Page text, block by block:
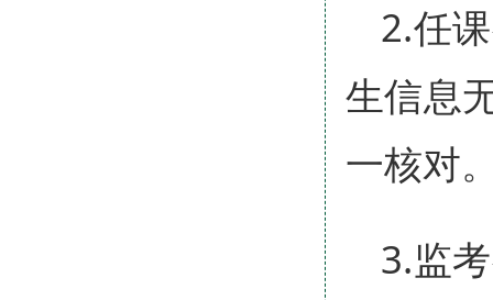
2.任
生信息
一核对
3.监